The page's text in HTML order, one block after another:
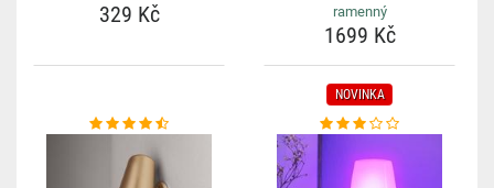
329 Kč
ramenný
1699 Kč
NOVINKA